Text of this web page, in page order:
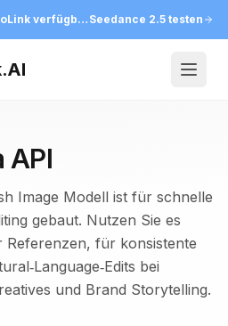
Seedance 2.5 ist jetzt auf EvoLink verfügbar Seedance 2.5 testen
API
Image Modell ist für schnelle
gebaut. Nutzen Sie es
für konsistente
bei
und Brand Storytelling.